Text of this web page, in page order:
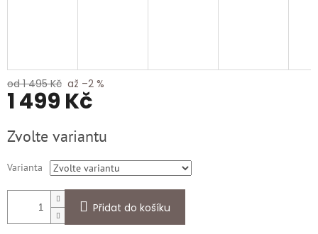
od 1 495 Kč až –2 %
1 499 Kč
cena:
Zvolte variantu
Varianta
Přidat do košíku